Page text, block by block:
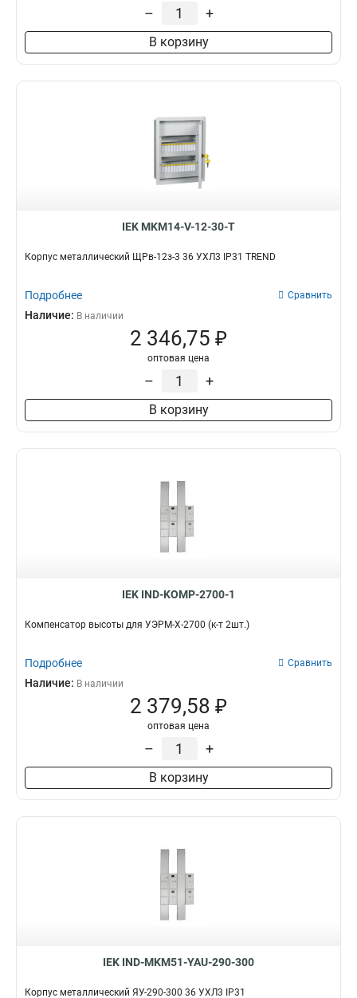
– +
В корзину
IEK MKM14-V-12-30-T
Корпус металлический ЩРв-12з-3 36 УХЛ3 IP31 TREND
Подробнее Сравнить
Наличие: В наличии
2 346,75 ₽
оптовая цена
– +
В корзину
IEK IND-KOMP-2700-1
Компенсатор высоты для УЭРМ-Х-2700 (к-т 2шт.)
Подробнее Сравнить
Наличие: В наличии
2 379,58 ₽
оптовая цена
– +
В корзину
IEK IND-MKM51-YAU-290-300
Корпус металлический ЯУ-290-300 36 УХЛ3 IP31